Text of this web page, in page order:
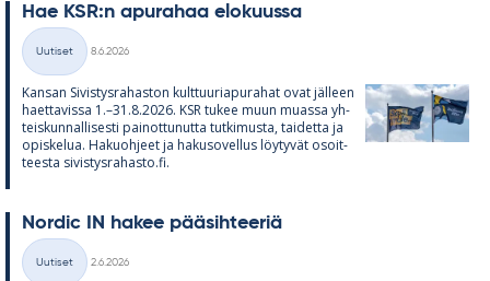
Hae KSR:n apu­ra­haa elo­kuussa
Kategoriat
Uutiset
8.6.2026
Kan­san Si­vis­tys­ra­has­ton kult­tuu­ria­pu­ra­hat ovat jäl­leen
haet­ta­vissa 1.–31.8.2026. KSR tu­kee muun muassa yh­
teis­kun­nal­li­sesti pai­not­tu­nutta tut­ki­musta, tai­detta ja
opis­ke­lua. Ha­kuoh­jeet ja ha­kuso­vel­lus löy­ty­vät osoit­
teesta si­vis­tys­ra­hasto.fi.
Nor­dic IN ha­kee pää­sih­tee­riä
Kategoriat
Uutiset
2.6.2026